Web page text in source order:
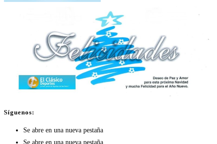
Síguenos:
Se abre en una nueva pestaña
Se abre en una nueva pestaña